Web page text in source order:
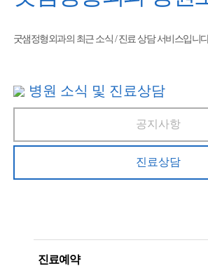
굿샘정형외과의 최근 소식 / 진료 상담 서비스입니
병원 소식 및 진료상담
공지사항
진료상담
진료예약